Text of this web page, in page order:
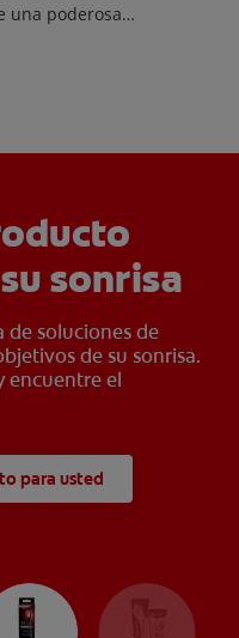
una poderosa
sonrisa
de soluciones de
de su sonrisa.
encuentre el
para usted